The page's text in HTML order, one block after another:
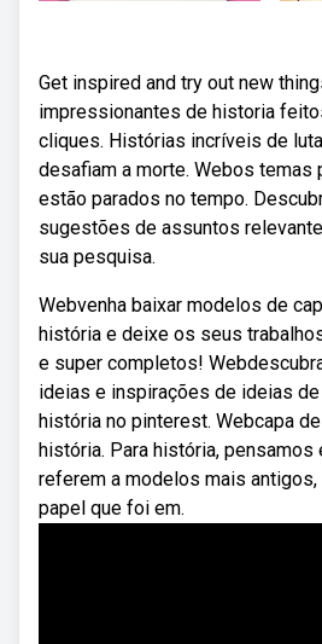
Get inspired and try out new
impressionantes de historia
cliques. Histórias incríveis de
desafiam a morte. Webos temas
estão parados no tempo.
sugestões de assuntos
sua pesquisa.
Webvenha baixar modelos de
história e deixe os seus
e super completos!
ideias e inspirações de ideias
história no pinterest. Webcapa
história. Para história, pensamos
referem a modelos mais
papel que foi em.